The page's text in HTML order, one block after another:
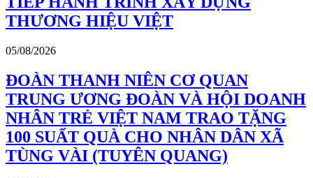
THƯƠNG HIỆU VIỆT
05/08/2026
ĐOÀN THANH NIÊN CƠ QUAN
TRUNG ƯƠNG ĐOÀN VÀ HỘI DOANH
NHÂN TRẺ VIỆT NAM TRAO TẶNG
100 SUẤT QUÀ CHO NHÂN DÂN XÃ
TÙNG VÀI (TUYÊN QUANG)